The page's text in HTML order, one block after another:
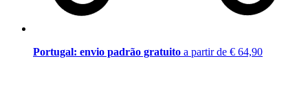
Portugal: envio padrão gratuito a partir de € 64,90